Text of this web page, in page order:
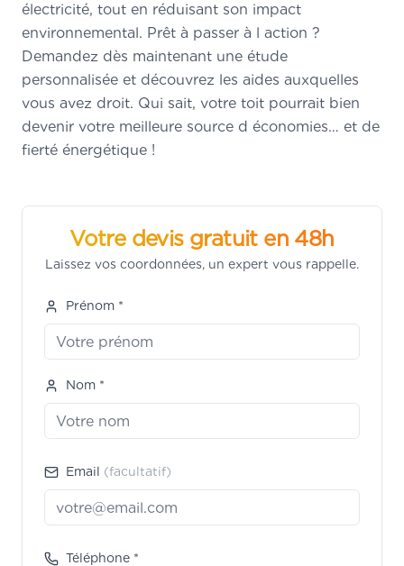
électricité, tout en réduisant son impact
environnemental. Prêt à passer à l action ?
Demandez dès maintenant une étude
personnalisée et découvrez les aides auxquelles
vous avez droit. Qui sait, votre toit pourrait bien
devenir votre meilleure source d économies… et de
fierté énergétique !
Votre devis gratuit en 48h
Laissez vos coordonnées, un expert vous rappelle.
Prénom *
Nom *
Email (facultatif)
Téléphone *